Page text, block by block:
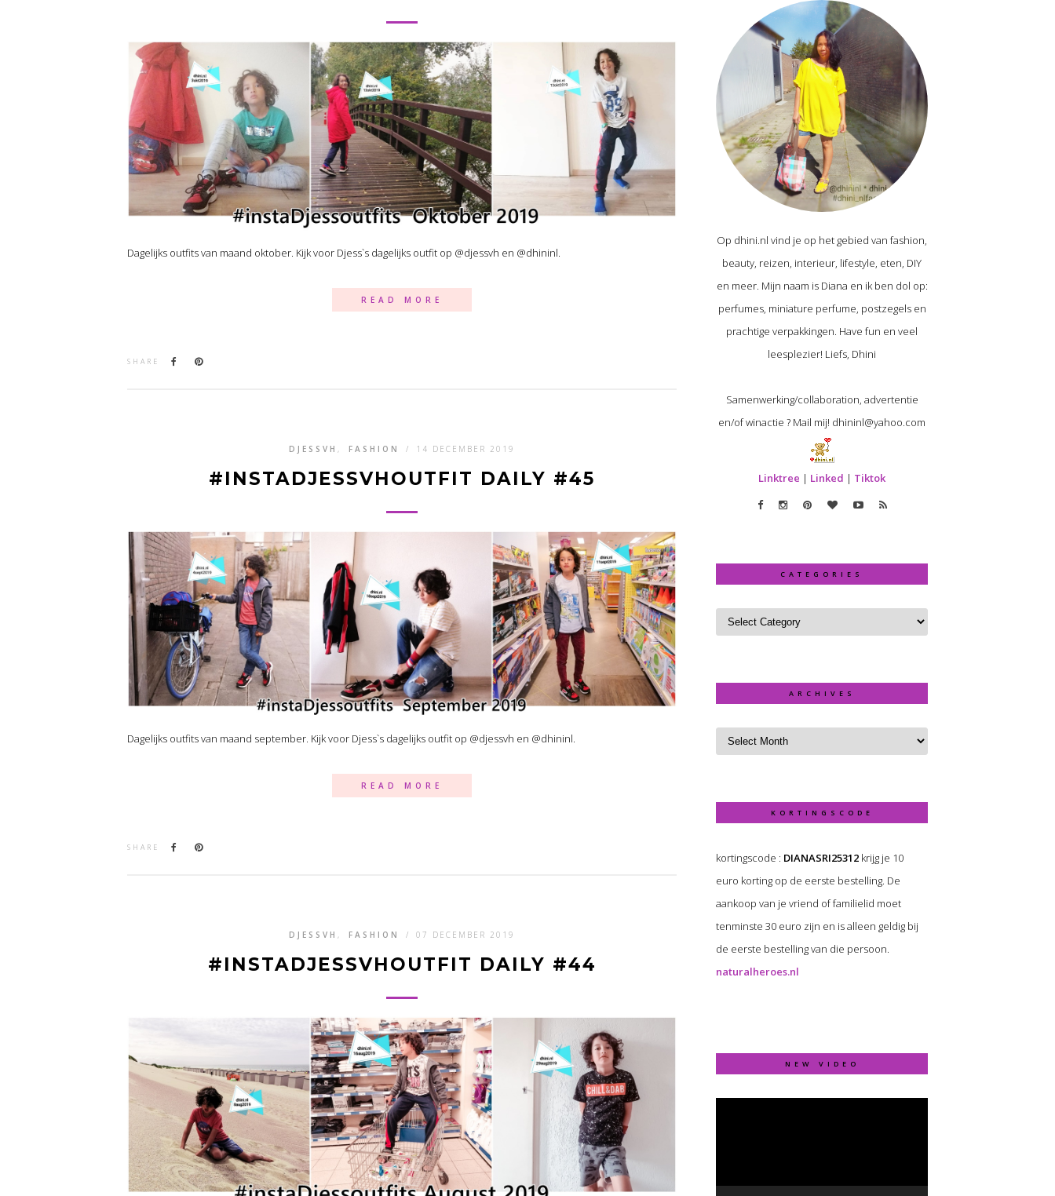
Dagelijks outfits van maand oktober. Kijk voor Djess`s dagelijks outfit op @djessvh en @dhininl.
READ MORE
SHARE
DJESSVH , FASHION / 14 DECEMBER 2019
#INSTADJESSVHOUTFIT DAILY #45
Dagelijks outfits van maand september. Kijk voor Djess`s dagelijks outfit op @djessvh en @dhininl.
READ MORE
SHARE
DJESSVH , FASHION / 07 DECEMBER 2019
#INSTADJESSVHOUTFIT DAILY #44
Op dhini.nl vind je op het gebied van fashion,
beauty, reizen, interieur, lifestyle, eten, DIY
en meer. Mijn naam is Diana en ik ben dol op:
perfumes, miniature perfume, postzegels en
prachtige verpakkingen. Have fun en veel
leesplezier! Liefs, Dhini
Samenwerking/collaboration, advertentie
en/of winactie ? Mail mij! dhininl@yahoo.com
Linktree | Linked | Tiktok
CATEGORIES
ARCHIVES
KORTINGSCODE
kortingscode : DIANASRI25312 krijg je 10
euro korting op de eerste bestelling. De
aankoop van je vriend of familielid moet
tenminste 30 euro zijn en is alleen geldig bij
de eerste bestelling van die persoon.
naturalheroes.nl
NEW VIDEO
Video